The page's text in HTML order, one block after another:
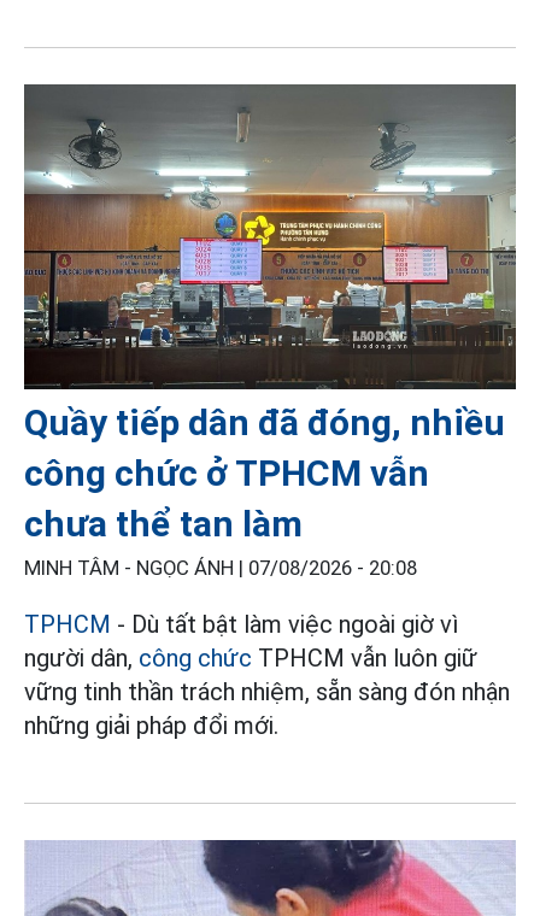
Quầy tiếp dân đã đóng, nhiều
công chức ở TPHCM vẫn
chưa thể tan làm
MINH TÂM - NGỌC ÁNH | 07/08/2026 - 20:08
TPHCM - Dù tất bật làm việc ngoài giờ vì
người dân, công chức TPHCM vẫn luôn giữ
vững tinh thần trách nhiệm, sẵn sàng đón nhận
những giải pháp đổi mới.